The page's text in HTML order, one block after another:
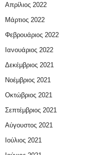
Απρίλιος 2022
Μάρτιος 2022
Φεβρουάριος 2022
Ιανουάριος 2022
Δεκέμβριος 2021
Νοέμβριος 2021
Οκτώβριος 2021
Σεπτέμβριος 2021
Αύγουστος 2021
Ιούλιος 2021